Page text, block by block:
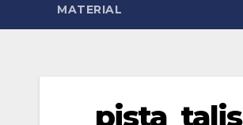
MATERIAL